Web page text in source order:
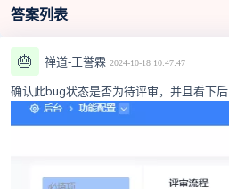
答案列表
🎂 禅道-王誉霖 2024-10-18 10:47:47
确认此bug状态是否为待评审，并且看下后